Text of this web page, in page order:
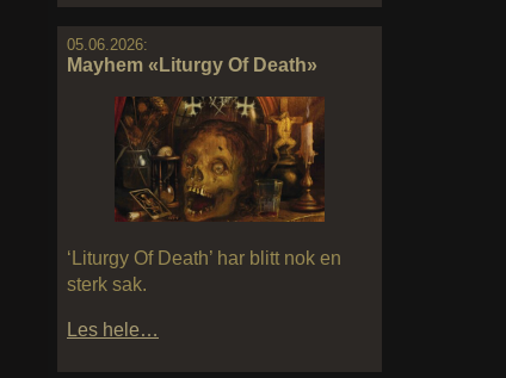
05.06.2026:
Mayhem «Liturgy Of Death»
‘Liturgy Of Death’ har blitt nok en
sterk sak.
Les hele…